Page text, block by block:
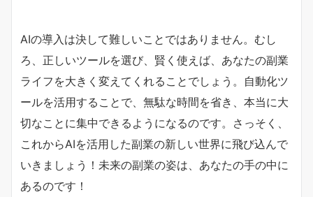
AIの導入は決して難しいことではありません。むし
ろ、正しいツールを選び、賢く使えば、あなたの副業
ライフを大きく変えてくれることでしょう。自動化ツ
ールを活用することで、無駄な時間を省き、本当に大
切なことに集中できるようになるのです。さっそく、
これからAIを活用した副業の新しい世界に飛び込んで
いきましょう！未来の副業の姿は、あなたの手の中に
あるのです！